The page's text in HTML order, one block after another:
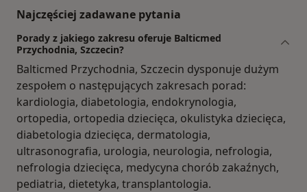
Najczęściej zadawane pytania
Porady z jakiego zakresu oferuje Balticmed
Przychodnia, Szczecin?
Balticmed Przychodnia, Szczecin dysponuje dużym
zespołem o następujących zakresach porad:
kardiologia, diabetologia, endokrynologia,
ortopedia, ortopedia dziecięca, okulistyka dziecięca,
diabetologia dziecięca, dermatologia,
ultrasonografia, urologia, neurologia, nefrologia,
nefrologia dziecięca, medycyna chorób zakaźnych,
pediatria, dietetyka, transplantologia.